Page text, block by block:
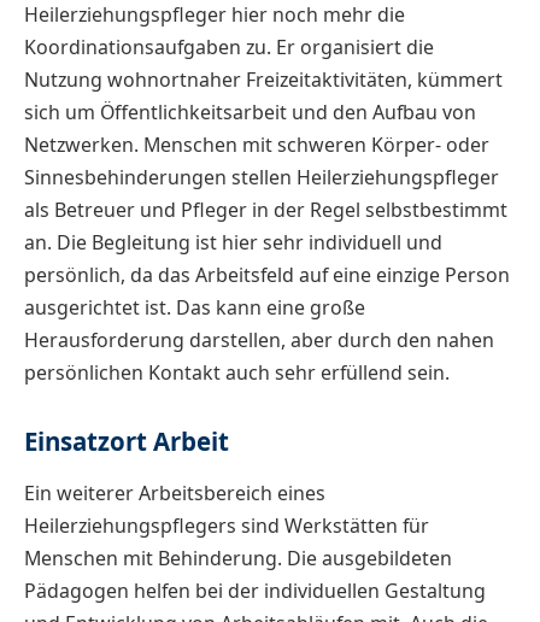
Heilerziehungspfleger hier noch mehr die
Koordinationsaufgaben zu. Er organisiert die
Nutzung wohnortnaher Freizeitaktivitäten, kümmert
sich um Öffentlichkeitsarbeit und den Aufbau von
Netzwerken. Menschen mit schweren Körper- oder
Sinnesbehinderungen stellen Heilerziehungspfleger
als Betreuer und Pfleger in der Regel selbstbestimmt
an. Die Begleitung ist hier sehr individuell und
persönlich, da das Arbeitsfeld auf eine einzige Person
ausgerichtet ist. Das kann eine große
Herausforderung darstellen, aber durch den nahen
persönlichen Kontakt auch sehr erfüllend sein.
Einsatzort Arbeit
Ein weiterer Arbeitsbereich eines
Heilerziehungspflegers sind Werkstätten für
Menschen mit Behinderung. Die ausgebildeten
Pädagogen helfen bei der individuellen Gestaltung